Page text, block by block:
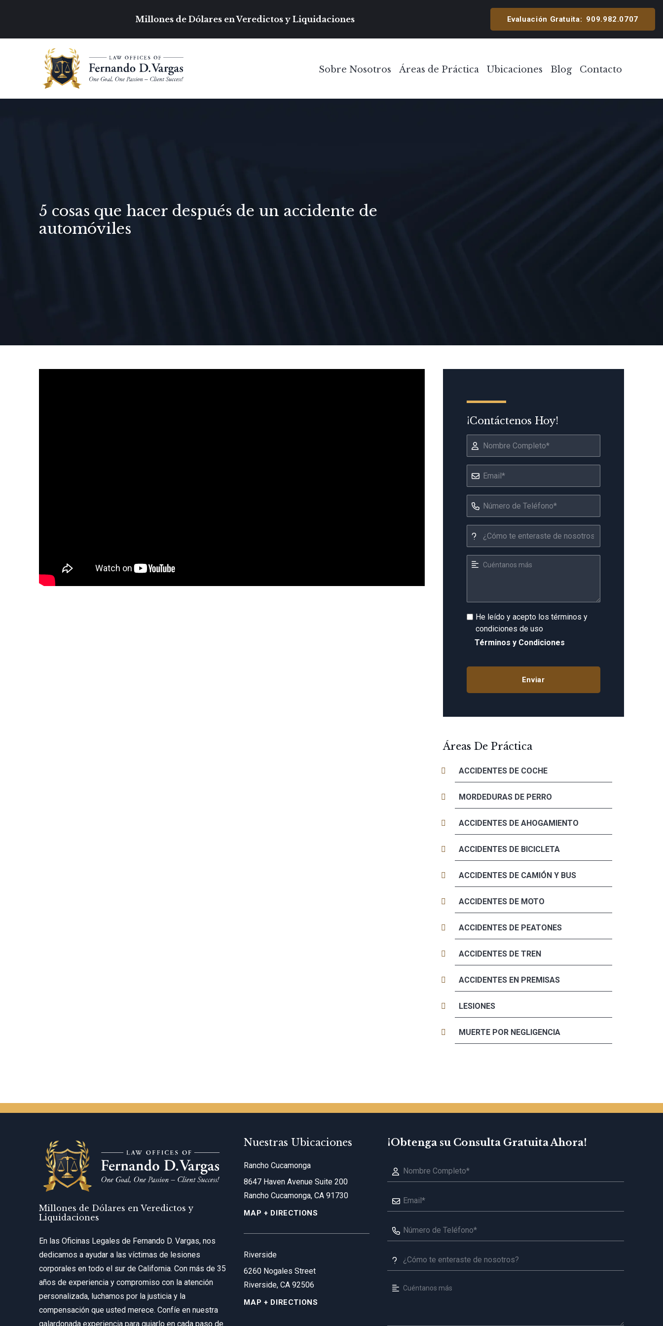
Millones de Dólares en Veredictos y Liquidaciones Evaluación Gratuita: 909.982.0707
Sobre Nosotros Toggle Menu
Áreas de Práctica Toggle Menu
Ubicaciones Toggle Menu
Blog Contacto
5 cosas que hacer después de un accidente de
automóviles
¡Contáctenos Hoy!
He leído y acepto los términos y
condiciones de uso
Términos y Condiciones
Áreas De Práctica
ACCIDENTES DE COCHE
MORDEDURAS DE PERRO
ACCIDENTES DE AHOGAMIENTO
ACCIDENTES DE BICICLETA
ACCIDENTES DE CAMIÓN Y BUS
ACCIDENTES DE MOTO
ACCIDENTES DE PEATONES
ACCIDENTES DE TREN
ACCIDENTES EN PREMISAS
LESIONES
MUERTE POR NEGLIGENCIA
Millones de Dólares en Veredictos y
Liquidaciones
En las Oficinas Legales de Fernando D. Vargas, nos
dedicamos a ayudar a las víctimas de lesiones
corporales en todo el sur de California. Con más de 35
años de experiencia y compromiso con la atención
personalizada, luchamos por la justicia y la
compensación que usted merece. Confíe en nuestra
galardonada experiencia para guiarlo en cada paso de
Nuestras Ubicaciones
Rancho Cucamonga
8647 Haven Avenue Suite 200
Rancho Cucamonga, CA 91730
MAP + DIRECTIONS
Riverside
6260 Nogales Street
Riverside, CA 92506
MAP + DIRECTIONS
¡Obtenga su Consulta Gratuita Ahora!